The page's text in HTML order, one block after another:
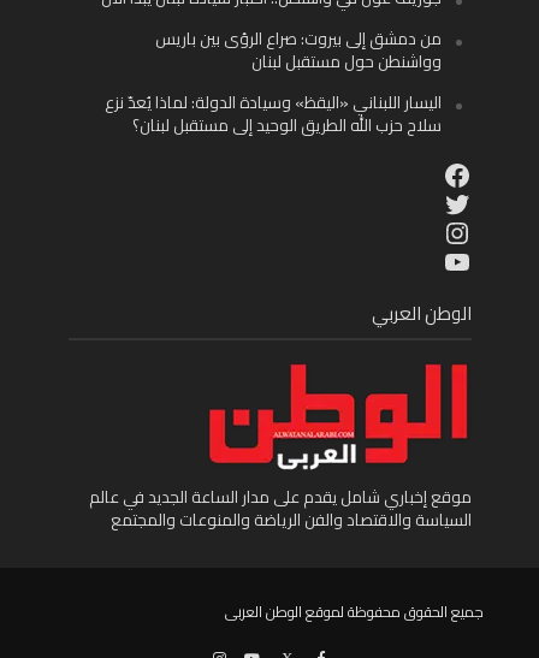
من دمشق إلى بيروت: صراع الرؤى بين باريس
وواشنطن حول مستقبل لبنان
اليسار اللبناني «اليقظ» وسيادة الدولة: لماذا يُعدّ نزع
سلاح حزب الله الطريق الوحيد إلى مستقبل لبنان؟
Facebook
Twitter
Instagram
YouTube
الوطن العربي
موقع إخباري شامل يقدم على مدار الساعة الجديد في عالم
السياسة والاقتصاد والفن الرياضة والمنوعات والمجتمع
جميع الحقوق محفوظة لموقع الوطن العربى